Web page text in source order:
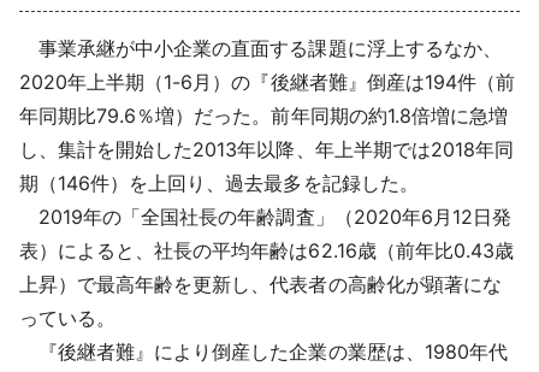
導入事例
採用情報
よくあるご質問
English
事業承継が中小企業の直面する課題に浮上するなか、
2020年上半期（1-6月）の『後継者難』倒産は194件（前
年同期比79.6％増）だった。前年同期の約1.8倍増に急増
し、集計を開始した2013年以降、年上半期では2018年同
期（146件）を上回り、過去最多を記録した。
2019年の「全国社長の年齢調査」（2020年6月12日発
表）によると、社長の平均年齢は62.16歳（前年比0.43歳
上昇）で最高年齢を更新し、代表者の高齢化が顕著にな
っている。
『後継者難』により倒産した企業の業歴は、1980年代